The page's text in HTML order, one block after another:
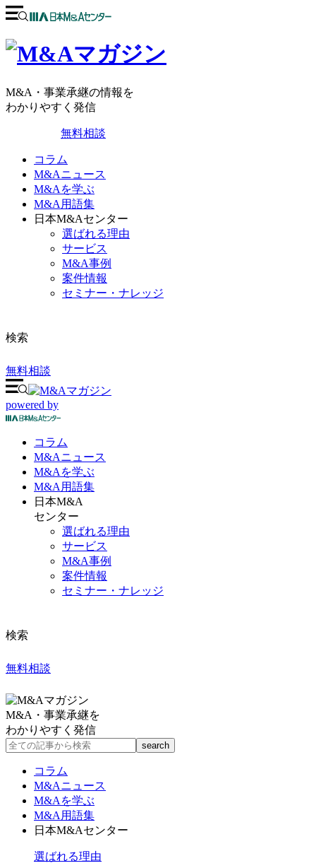
M&A・事業承継の情報を
わかりやすく発信
無料相談
コラム
M&Aニュース
M&Aを学ぶ
M&A用語集
日本M&Aセンター
選ばれる理由
サービス
M&A事例
案件情報
セミナー・ナレッジ
検索
無料相談
powered by
コラム
M&Aニュース
M&Aを学ぶ
M&A 用語集
日本M&A
センター
選ばれる理由
サービス
M&A事例
案件情報
セミナー・ナレッジ
検索
無料相談
M&A・事業承継を
わかりやすく発信
コラム
M&Aニュース
M&Aを学ぶ
M&A用語集
日本M&Aセンター
選ばれる理由